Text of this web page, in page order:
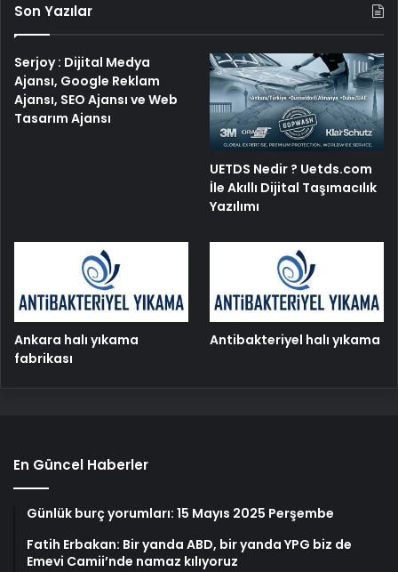
Son Yazılar
Serjoy : Dijital Medya
Ajansı, Google Reklam
Ajansı, SEO Ajansı ve Web
Tasarım Ajansı
UETDS Nedir ? Uetds.com
İle Akıllı Dijital Taşımacılık
Yazılımı
Ankara halı yıkama
fabrikası
Antibakteriyel halı yıkama
En Güncel Haberler
Günlük burç yorumları: 15 Mayıs 2025 Perşembe
Fatih Erbakan: Bir yanda ABD, bir yanda YPG biz de
Emevi Camii’nde namaz kılıyoruz